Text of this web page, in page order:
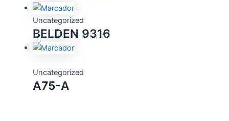
Uncategorized
BELDEN 9316
Uncategorized
A75-A